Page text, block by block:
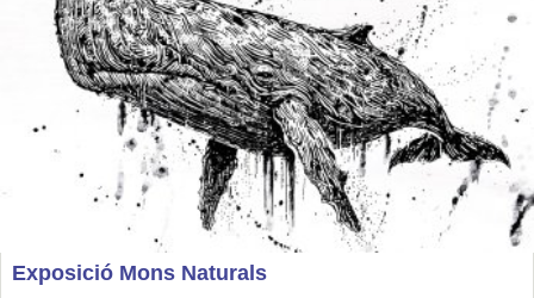
Exposició Mons Naturals